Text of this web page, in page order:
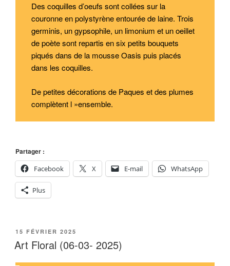
Des coquilles d’oeufs sont collées sur la
couronne en polystyrène entourée de laine. Trois
germinis, un gypsophile, un limonium et un oeillet
de poète sont repartis en six petits bouquets
piqués dans de la mousse Oasis puis placés
dans les coquilles.
De petites décorations de Paques et des plumes
complètent l »ensemble.
Partager :
Facebook
X E-mail WhatsApp
Plus
PUBLIÉ
LE
15 FÉVRIER 2025
Art Floral (06-03- 2025)